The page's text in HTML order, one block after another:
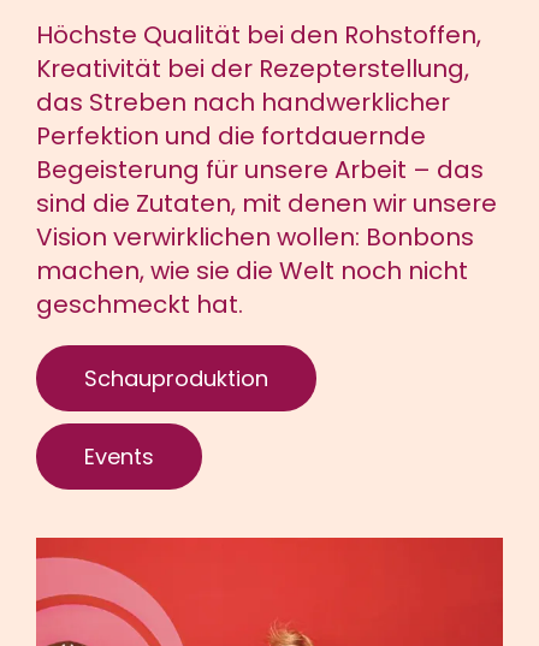
Höchste Qualität bei den Rohstoffen,
Kreativität bei der Rezepterstellung,
das Streben nach handwerklicher
Perfektion und die fortdauernde
Begeisterung für unsere Arbeit – das
sind die Zutaten, mit denen wir unsere
Vision verwirklichen wollen: Bonbons
machen, wie sie die Welt noch nicht
geschmeckt hat.
Schauproduktion
Events